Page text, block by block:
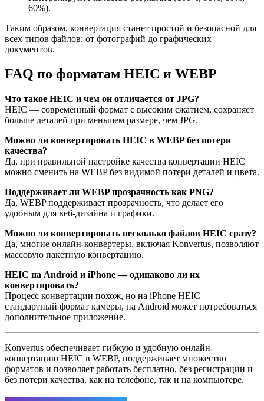
60%).
Таким образом, конвертация станет простой и безопасной для
всех типов файлов: от фотографий до графических
документов.
FAQ по форматам HEIC и WEBP
Что такое HEIC и чем он отличается от JPG?
HEIC — современный формат с высоким сжатием, сохраняет
больше деталей при меньшем размере, чем JPG.
Можно ли конвертировать HEIC в WEBP без потери
качества?
Да, при правильной настройке качества конвертации HEIC
можно сменить на WEBP без видимой потери деталей и цвета.
Поддерживает ли WEBP прозрачность как PNG?
Да, WEBP поддерживает прозрачность, что делает его
удобным для веб-дизайна и графики.
Можно ли конвертировать несколько файлов HEIC сразу?
Да, многие онлайн-конвертеры, включая Konvertus, позволяют
массовую пакетную конвертацию.
HEIC на Android и iPhone — одинаково ли их
конвертировать?
Процесс конвертации похож, но на iPhone HEIC —
стандартный формат камеры, на Android может потребоваться
дополнительное приложение.
Konvertus обеспечивает гибкую и удобную онлайн-
конвертацию HEIC в WEBP, поддерживает множество
форматов и позволяет работать бесплатно, без регистрации и
без потери качества, как на телефоне, так и на компьютере.